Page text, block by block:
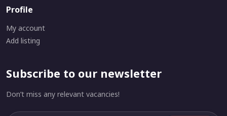
Profile
My account
Add listing
Subscribe to our newsletter
Don’t miss any relevant vacancies!